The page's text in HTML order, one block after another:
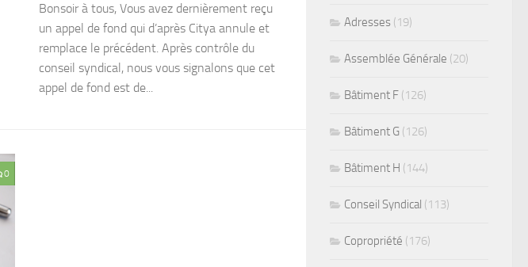
Bonsoir à tous, Vous avez dernièrement reçu
un appel de fond qui d’après Citya annule et
remplace le précédent. Après contrôle du
conseil syndical, nous vous signalons que cet
appel de fond est de...
0
Adresses (19)
Assemblée Générale (20)
Bâtiment F (126)
Bâtiment G (126)
Bâtiment H (144)
Conseil Syndical (113)
Copropriété (176)